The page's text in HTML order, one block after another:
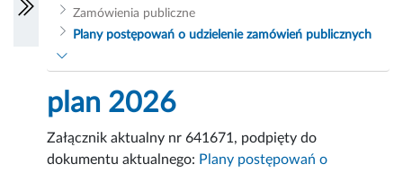
Zamówienia publiczne
Plany postępowań o udzielenie zamówień publicznych
plan 2026
Załącznik aktualny nr 641671, podpięty do
dokumentu aktualnego: Plany postępowań o